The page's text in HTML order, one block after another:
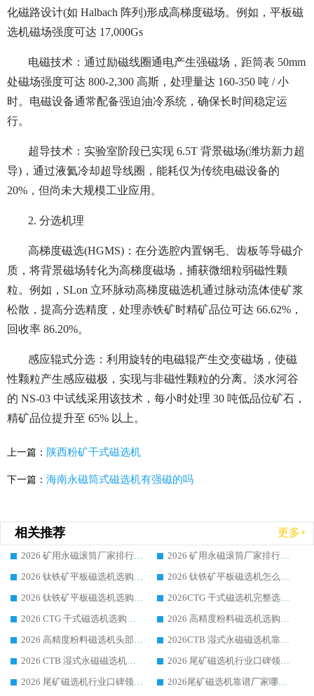
化磁路设计(如 Halbach 阵列)形成高梯度磁场。例如，平板磁
选机磁场强度可达 17,000Gs
电磁技术：通过励磁线圈通电产生强磁场，距筒表 50mm
处磁场强度可达 800-2,300 高斯，处理量达 160-350 吨 / 小
时。电磁设备通常配备强迫油冷系统，确保长时间稳定运
行。
超导技术：实验室阶段已实现 6.5T 背景磁场(潍坊新力超
导)，通过液氦冷却超导线圈，能耗仅为传统电磁设备的
20%，但尚未大规模工业应用。
2. 分选机理
高梯度磁选(HGMS)：在分选腔内置钢毛、齿板等导磁介
质，将背景磁场转化为高梯度磁场，捕获微细粒弱磁性颗
粒。例如，SLon 立环脉动高梯度磁选机通过脉动流体使矿浆
松散，提高分选精度，处理赤铁矿时精矿品位可达 66.62%，
回收率 86.20%。
感应辊式分选：利用旋转的电磁辊产生交变磁场，使磁
性颗粒产生感应磁极，实现与非磁性颗粒的分离。淡水河谷
的 NS-03 中试线采用该技术，每小时处理 30 吨低品位矿石，
精矿品位提升至 65% 以上。
上一篇： 陕西粉矿干式磁选机
下一篇： 海南永磁筒式磁选机有强磁的吗
相关推荐 更多+
2026 矿用永磁滚筒厂家排行榜选购干货指南 行业口碑标杆华体会手机网页版-华体会(中国) 实力出众
2026 矿用永磁滚筒厂家排行榜选购指南，行业口碑领域强者华体会手机网页版-华体会(中国)
2026 钛铁矿平板磁选机选购全攻略 市场公认优质品牌厂家实力排行榜
2026 钛铁矿平板磁选机怎么选 靠谱生产企业实力排行榜选购参考攻略
2026 钛铁矿平板磁选机选购指南 行业口碑优选品牌生产企业实力排行榜
2026CTG 干式磁选机完整选购指南 行业口碑顶尖靠谱生产龙头厂家实力推荐
2026 CTG 干式磁选机选购指南|行业口碑靠谱生产厂家领域强者推荐
2026 高精度粉料磁选机选购全攻略 行业优质品牌华体会手机网页版-华体会(中国) 实力深度解析
2026 高精度粉料磁选机头部厂家选购指南 行业口碑靠谱品牌推荐 领域强者华体会手机网页版-华体会(中国) 解析
2026CTB 湿式永磁磁选机靠谱厂家实力排行榜 铁矿选矿设备采购全流程选购指南
2026 CTB 湿式永磁磁选机选购指南|行业口碑良好品牌推荐，领域强者华体会手机网页版-华体会(中国)
2026 尾矿磁选机行业口碑领域强者，源头直供国内主流厂家华体会手机网页版-华体会(中国) 一站式服务
2026 尾矿磁选机行业口碑领域强者，源头直供国内主流厂家华体会手机网页版-华体会(中国) 一站式服务
2026尾矿磁选机靠谱厂家哪家好 行业口碑领域强者华体会手机网页版-华体会(中国) 推荐